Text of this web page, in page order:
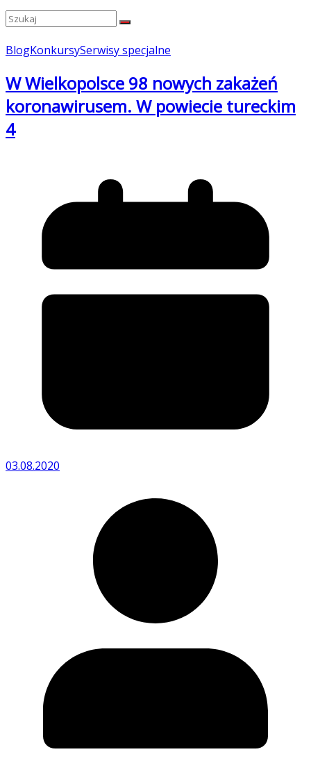
BlogKonkursySerwisy specjalne
W Wielkopolsce 98 nowych zakażeń
koronawirusem. W powiecie tureckim
4
03.08.2020